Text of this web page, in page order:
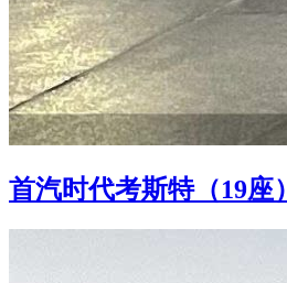
首汽时代考斯特（19座）